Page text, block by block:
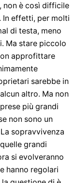
non è così difficile
In effetti, per molti
di testa, meno
Ma stare piccolo
approfittare
sarebbe in
altro. Ma non
più grandi
non sono un
sopravvivenza
grandi
si evolveranno
hanno regolari